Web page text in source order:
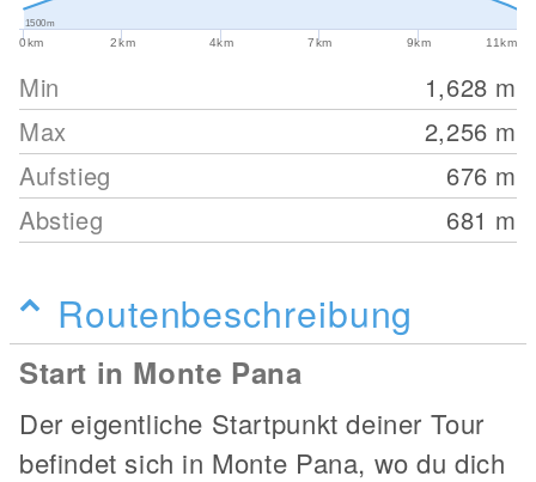
0km 2km 4km 7km 9km 11km
1500m
Min 1,628 m
Max
2,256 m
Aufstieg
676 m
Abstieg
681 m
Routenbeschreibung
Start in Monte Pana
Der eigentliche Startpunkt deiner Tour
befindet sich in Monte Pana, wo du dich